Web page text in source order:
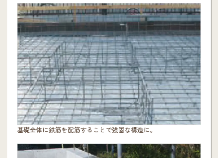
基礎全体に鉄筋を配筋することで強固な構造に。